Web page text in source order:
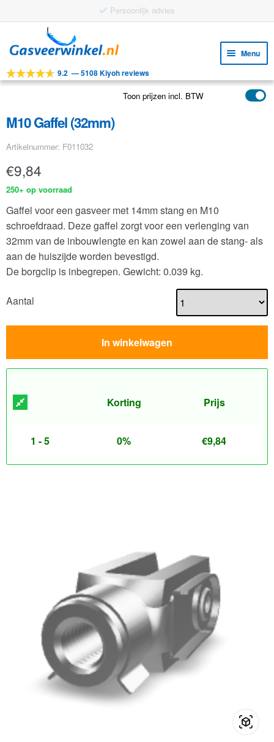
door
navigatie
naar
inhoud
Menu
Tools
Toepassingen
Klantenservice
FAQ
9.2 —5108 Kiyoh reviews
Toon prijzen incl. BTW
M10 Gaffel (32mm)
Artikelnummer: F011032
€9,84
250+ op voorraad
Gaffel voor een gasveer met 14mm stang en M10
schroefdraad. Deze gaffel zorgt voor een verlenging van
32mm van de inbouwlengte en kan zowel aan de stang- als
aan de huiszijde worden bevestigd.
De borgclip is inbegrepen. Gewicht: 0.039 kg.
Aantal
In winkelwagen
Korting Prijs
1 - 5 0% €9,84